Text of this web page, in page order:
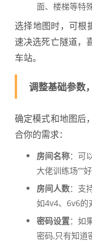
面、楼梯等特
选择地图时，可根
速决选死亡隧道，
车站。
调整基础参数
确定模式和地图后
合你的需求：
房间名称：可
大佬训练场”“
房间人数：支
如4v4、6v6的
密码设置：如
密码,只有知道